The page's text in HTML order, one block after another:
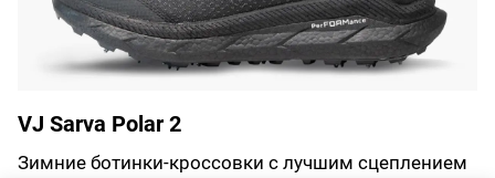
VJ Sarva Polar 2
Зимние ботинки-кроссовки с лучшим сцеплением